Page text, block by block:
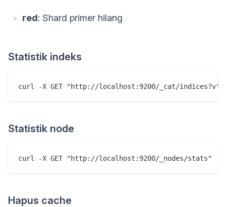
red: Shard primer hilang
Statistik indeks
Statistik node
Hapus cache